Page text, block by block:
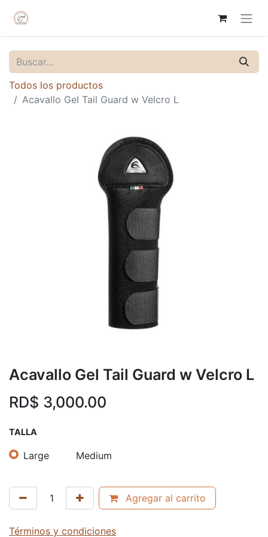
Todos los productos
Acavallo Gel Tail Guard w Velcro L
Acavallo Gel Tail Guard w Velcro L
RD$ 3,000.00
TALLA
Large Medium
Agregar al carrito
Términos y condiciones